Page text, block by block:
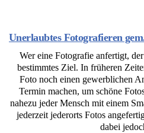
Unerlaubtes Fotografieren
Wer eine Fotografie anfertigt,
bestimmtes Ziel. In früheren
Foto noch einen gewerblichen
Termin machen, um schöne
nahezu jeder Mensch mit einem
jederzeit jederorts Fotos
dabei